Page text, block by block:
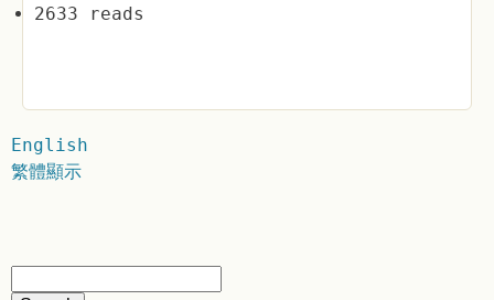
2633 reads
English
繁體顯示